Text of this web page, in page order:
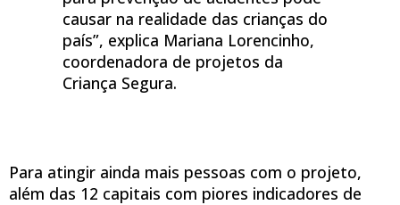
causar na realidade das crianças do
país”, explica Mariana Lorencinho,
coordenadora de projetos da
Criança Segura.
Para atingir ainda mais pessoas com o projeto,
além das 12 capitais com piores indicadores de